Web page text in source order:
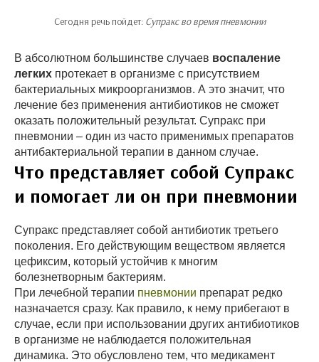
Сегодня речь пойдет: Супракс во время пневмонии
В абсолютном большинстве случаев воспаление
легких протекает в организме с присутствием
бактериальных микроорганизмов. А это значит, что
лечение без применения антибиотиков не сможет
оказать положительный результат. Супракс при
пневмонии – один из часто применимых препаратов
антибактериальной терапии в данном случае.
Что представляет собой Супракс
и помогает ли он при пневмонии
Супракс представляет собой антибиотик третьего
поколения. Его действующим веществом является
цефиксим, который устойчив к многим
болезнетворным бактериям.
При лечебной терапии пневмонии препарат редко
назначается сразу. Как правило, к нему прибегают в
случае, если при использовании других антибиотиков
в организме не наблюдается положительная
динамика. Это обусловлено тем, что медикамент